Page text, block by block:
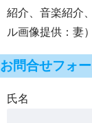
紹介、音楽紹介
ル画像提供：妻）
お問合せフォ
氏名